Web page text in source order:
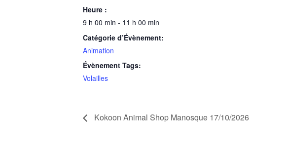
Heure :
9 h 00 min - 11 h 00 min
Catégorie d’Évènement:
Animation
Évènement Tags:
Volailles
Kokoon Animal Shop Manosque 17/10/2026